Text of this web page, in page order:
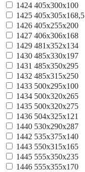
1424 405x300x100
1425 405x305x168,5
1426 405х255х200
1427 406x306x168
1429 481x352x134
1430 485x330x197
1431 485x350x295
1432 485х315х250
1433 500x295x100
1434 500x320x265
1435 500x320x275
1436 504x325x121
1440 530x290x287
1442 535x375x140
1443 550х315х165
1445 555x350x235
1446 555x355x170